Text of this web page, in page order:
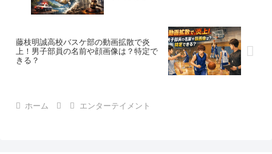
藤枝明誠高校バスケ部の動画拡散で炎
上！男子部員の名前や顔画像は？特定で
きる？
ホーム エンターテイメント